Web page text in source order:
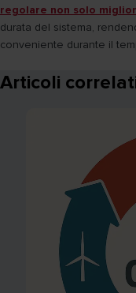
regolare non solo
durata del sistema,
conveniente durante il
Articoli